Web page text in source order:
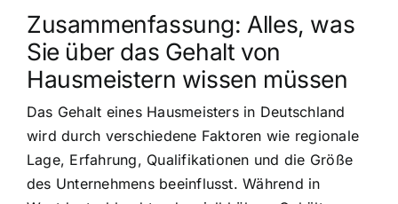
Zusammenfassung: Alles, was
Sie über das Gehalt von
Hausmeistern wissen müssen
Das Gehalt eines Hausmeisters in Deutschland
wird durch verschiedene Faktoren wie regionale
Lage, Erfahrung, Qualifikationen und die Größe
des Unternehmens beeinflusst. Während in